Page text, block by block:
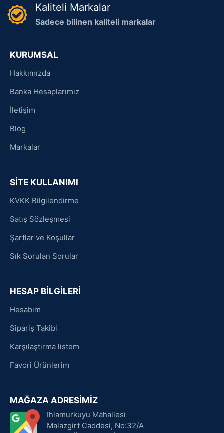
Kaliteli Markalar
Sadece bilinen kaliteli markalar
KURUMSAL
Hakkımızda
Banka Hesaplarımız
İletişim
Blog
Markalar
SİTE KULLANIMI
KVKK Bilgilendirme
Satış Sözleşmesi
Şartlar ve Koşullar
Sık Sorulan Sorular
HESAP BİLGİLERİ
Hesabım
Sipariş Takibi
Karşılaştırma listem
Favori Ürünlerim
MAĞAZA ADRESİMİZ
Ihlamurkuyu Mahallesi
Malazgirt Caddesi, No:32/A